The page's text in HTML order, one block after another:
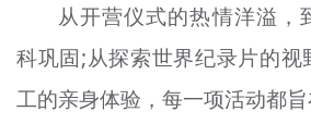
从开营仪式的热情洋溢，
科巩固;从探索世界纪录片的视
工的亲身体验，每一项活动都